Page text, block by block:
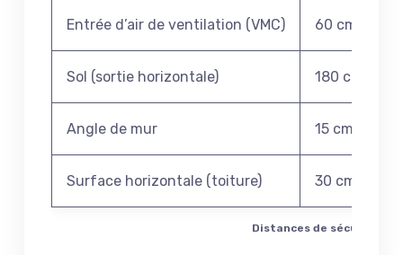
Distances de sécurité
Entrée d’air de ventilation (VMC) 60 cm
Sol (sortie horizontale) 180 cm
Angle de mur 15 cm
Surface horizontale (toiture) 30 cm